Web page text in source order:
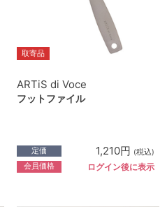
取寄品
ARTiS di Voce
フットファイル
定価 1,210円 (税込)
会員価格 ログイン後に表示